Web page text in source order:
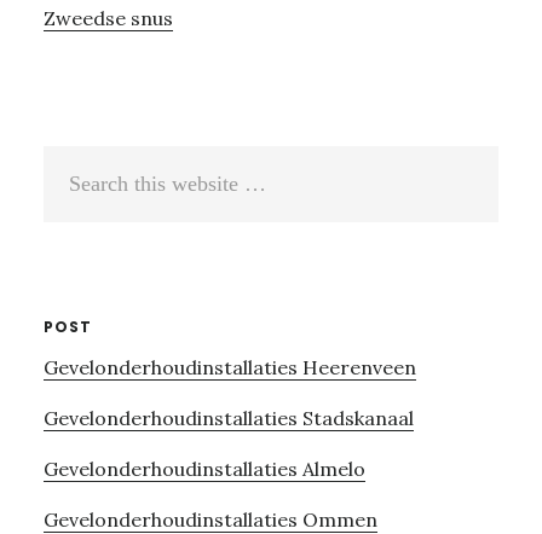
Zweedse snus
POST
Gevelonderhoudinstallaties Heerenveen
Gevelonderhoudinstallaties Stadskanaal
Gevelonderhoudinstallaties Almelo
Gevelonderhoudinstallaties Ommen